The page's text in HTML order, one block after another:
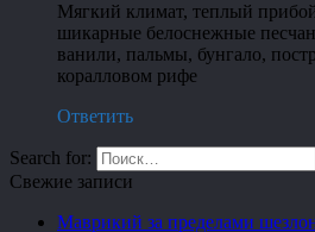
Мягкий климат, теплый
шикарные белоснежные
ванили, пальмы, бунгало,
коралловом рифе
Ответить
Search for:
Свежие записи
Маврикий за пределами